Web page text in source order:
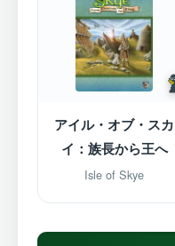
アイル・オブ・スカ
イ：族長から王へ
Isle of Skye